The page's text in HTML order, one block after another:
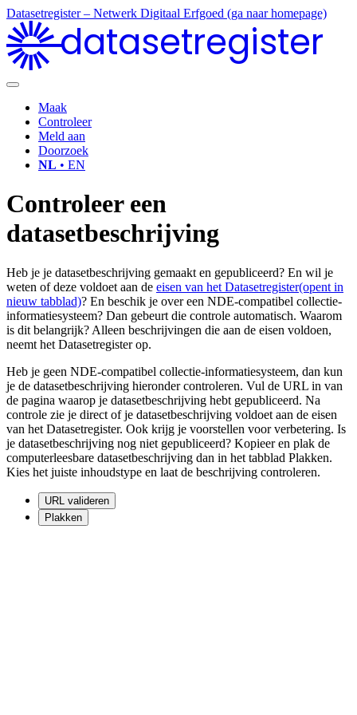
Datasetregister – Netwerk Digitaal Erfgoed (ga naar homepage)
datasetregister
Maak
Controleer
Meld aan
Doorzoek
NL • EN
Controleer een
datasetbeschrijving
Heb je je datasetbeschrijving gemaakt en gepubliceerd? En wil je
weten of deze voldoet aan de eisen van het Datasetregister(opent in
nieuw tabblad)? En beschik je over een NDE-compatibel collectie-
informatiesysteem? Dan gebeurt die controle automatisch. Waarom
is dit belangrijk? Alleen beschrijvingen die aan de eisen voldoen,
neemt het Datasetregister op.
Heb je geen NDE-compatibel collectie-informatiesysteem, dan kun
je de datasetbeschrijving hieronder controleren. Vul de URL in van
de pagina waarop je datasetbeschrijving hebt gepubliceerd. Na
controle zie je direct of je datasetbeschrijving voldoet aan de eisen
van het Datasetregister. Ook krijg je voorstellen voor verbetering. Is
je datasetbeschrijving nog niet gepubliceerd? Kopieer en plak de
computerleesbare datasetbeschrijving dan in het tabblad Plakken.
Kies het juiste inhoudstype en laat de beschrijving controleren.
URL valideren
Plakken